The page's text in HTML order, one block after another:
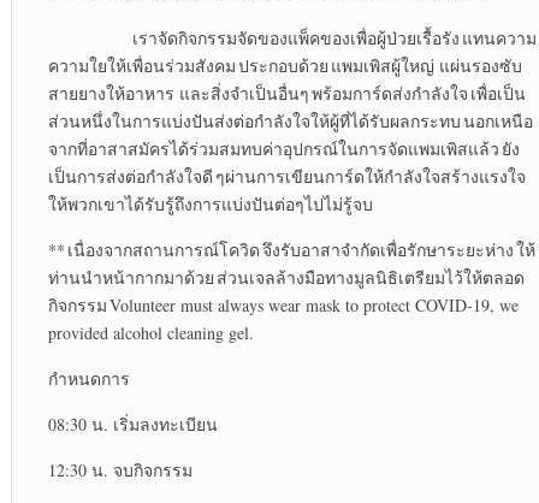
เราจัดกิจกรรมจัดของแพ็คของเพื่อผู้ป่วยเรื้อรัง แทนความ
ความใยให้เพื่อนร่วมสังคม ประกอบด้วย แพมเพิสผู้ใหญ่ แผ่นรองซับ
สายยางให้อาหาร และสิ่งจำเป็นอื่นๆ พร้อมการ์ดส่งกำลังใจ เพื่อเป็น
ส่วนหนึ่งในการแบ่งปันส่งต่อกำลังใจให้ผู้ที่ได้รับผลกระทบ นอกเหนือ
จากที่อาสาสมัครได้ร่วมสมทบค่าอุปกรณ์ในการจัดแพมเพิสแล้ว ยัง
เป็นการส่งต่อกำลังใจดี ๆผ่านการเขียนการ์ดให้กำลังใจสร้างแรงใจ
ให้พวกเขาได้รับรู้ถึงการแบ่งปันต่อๆไปไม่รู้จบ
** เนื่องจากสถานการณ์โควิด จึงรับอาสาจำกัดเพื่อรักษาระยะห่าง ให้
ท่านนำหน้ากากมาด้วย ส่วนเจลล้างมือทางมูลนิธิเตรียมไว้ให้ตลอด
กิจกรรม Volunteer must always wear mask to protect COVID-19, we
provided alcohol cleaning gel.
กำหนดการ
08:30 น. เริ่มลงทะเบียน
12:30 น. จบกิจกรรม